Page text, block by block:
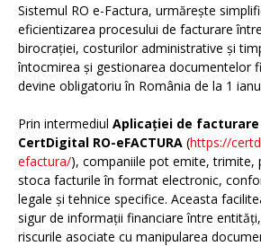
Sistemul RO e-Factura, urmărește
eficientizarea procesului de facturare
birocrației, costurilor administrative și
întocmirea și gestionarea documentelor
devine obligatoriu în România de la 1
Prin intermediul Aplicației de
CertDigital RO-eFACTURA (https://
efactura/), companiile pot emite, trimite,
stoca facturile în format electronic,
legale și tehnice specifice. Aceasta
sigur de informații financiare între
riscurile asociate cu manipularea